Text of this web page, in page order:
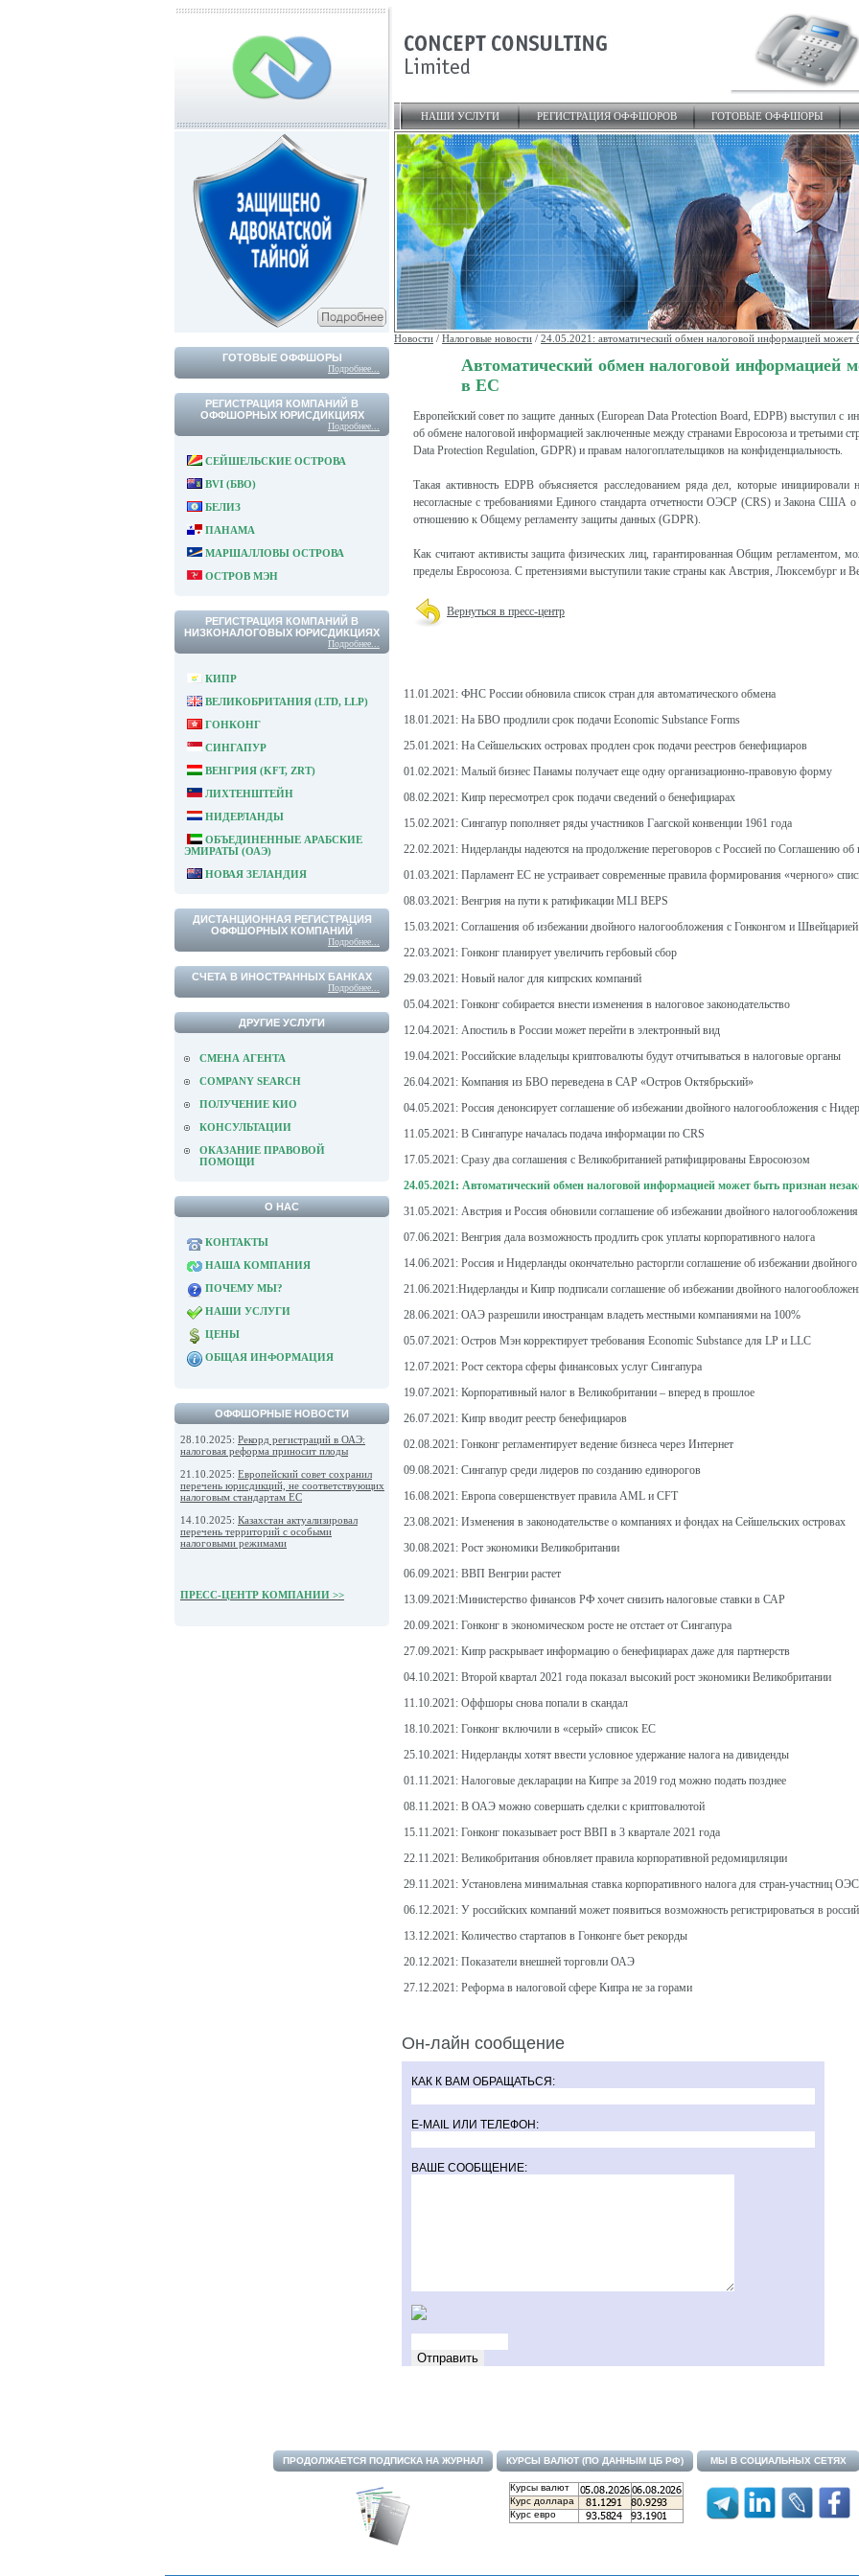
НАШИ УСЛУГИ РЕГИСТРАЦИЯ ОФФШОРОВ ГОТОВЫЕ ОФФШОРЫ
ГОТОВЫЕ ОФФШОРЫ
Подробнее...
РЕГИСТРАЦИЯ КОМПАНИЙ В
ОФФШОРНЫХ ЮРИСДИКЦИЯХ
Подробнее...
СЕЙШЕЛЬСКИЕ ОСТРОВА
BVI (БВО)
БЕЛИЗ
ПАНАМА
МАРШАЛЛОВЫ ОСТРОВА
ОСТРОВ МЭН
РЕГИСТРАЦИЯ КОМПАНИЙ В
НИЗКОНАЛОГОВЫХ ЮРИСДИКЦИЯХ
Подробнее...
КИПР
ВЕЛИКОБРИТАНИЯ (LTD, LLP)
ГОНКОНГ
СИНГАПУР
ВЕНГРИЯ (KFT, ZRT)
ЛИХТЕНШТЕЙН
НИДЕРЛАНДЫ
ОБЪЕДИНЕННЫЕ АРАБСКИЕ
ЭМИРАТЫ (ОАЭ)
НОВАЯ ЗЕЛАНДИЯ
ДИСТАНЦИОННАЯ РЕГИСТРАЦИЯ
ОФФШОРНЫХ КОМПАНИЙ
Подробнее...
СЧЕТА В ИНОСТРАННЫХ БАНКАХ
Подробнее...
ДРУГИЕ УСЛУГИ
СМЕНА АГЕНТА
COMPANY SEARCH
ПОЛУЧЕНИЕ КИО
КОНСУЛЬТАЦИИ
ОКАЗАНИЕ ПРАВОВОЙ
ПОМОЩИ
О НАС
КОНТАКТЫ
НАША КОМПАНИЯ
ПОЧЕМУ МЫ?
НАШИ УСЛУГИ
ЦЕНЫ
ОБЩАЯ ИНФОРМАЦИЯ
ОФФШОРНЫЕ НОВОСТИ
28.10.2025: Рекорд регистраций в ОАЭ:
налоговая реформа приносит плоды
21.10.2025: Европейский совет сохранил
перечень юрисдикций, не соответствующих
налоговым стандартам ЕС
14.10.2025: Казахстан актуализировал
перечень территорий с особыми
налоговыми режимами
ПРЕСС-ЦЕНТР КОМПАНИИ >>
Новости / Налоговые новости / 24.05.2021: автоматический обмен налоговой информацией может
Автоматический обмен налоговой информацией
в ЕС
Европейский совет по защите данных (European Data Protection Board, EDPB) выступил с
об обмене налоговой информацией заключенные между странами Евросоюза и третьими
Data Protection Regulation, GDPR) и правам налогоплательщиков на конфиденциальность.
Такая активность EDPB объясняется расследованием ряда дел, которые
несогласные с требованиями Единого стандарта отчетности ОЭСР (CRS) и Закона США
отношению к Общему регламенту защиты данных (GDPR).
Как считают активисты защита физических лиц, гарантированная Общим регламентом,
пределы Евросоюза. С претензиями выступили такие страны как Австрия, Люксембург и
Вернуться в пресс-центр
11.01.2021: ФНС России обновила список стран для автоматического обмена
18.01.2021: На БВО продлили срок подачи Economic Substance Forms
25.01.2021: На Сейшельских островах продлен срок подачи реестров бенефициаров
01.02.2021: Малый бизнес Панамы получает еще одну организационно-правовую форму
08.02.2021: Кипр пересмотрел срок подачи сведений о бенефициарах
15.02.2021: Сингапур пополняет ряды участников Гаагской конвенции 1961 года
22.02.2021: Нидерланды надеются на продолжение переговоров с Россией по Соглашению об
01.03.2021: Парламент ЕС не устраивает современные правила формирования «черного»
08.03.2021: Венгрия на пути к ратификации MLI BEPS
15.03.2021: Соглашения об избежании двойного налогообложения с Гонконгом и
22.03.2021: Гонконг планирует увеличить гербовый сбор
29.03.2021: Новый налог для кипрских компаний
05.04.2021: Гонконг собирается внести изменения в налоговое законодательство
12.04.2021: Апостиль в России может перейти в электронный вид
19.04.2021: Российские владельцы криптовалюты будут отчитываться в налоговые органы
26.04.2021: Компания из БВО переведена в САР «Остров Октябрьский»
04.05.2021: Россия денонсирует соглашение об избежании двойного налогообложения с
11.05.2021: В Сингапуре началась подача информации по CRS
17.05.2021: Сразу два соглашения с Великобританией ратифицированы Евросоюзом
24.05.2021: Автоматический обмен налоговой информацией может быть признан
31.05.2021: Австрия и Россия обновили соглашение об избежании двойного налогообложения
07.06.2021: Венгрия дала возможность продлить срок уплаты корпоративного налога
14.06.2021: Россия и Нидерланды окончательно расторгли соглашение об избежании
21.06.2021:Нидерланды и Кипр подписали соглашение об избежании двойного
28.06.2021: ОАЭ разрешили иностранцам владеть местными компаниями на 100%
05.07.2021: Остров Мэн корректирует требования Economic Substance для LP и LLC
12.07.2021: Рост сектора сферы финансовых услуг Сингапура
19.07.2021: Корпоративный налог в Великобритании – вперед в прошлое
26.07.2021: Кипр вводит реестр бенефициаров
02.08.2021: Гонконг регламентирует ведение бизнеса через Интернет
09.08.2021: Сингапур среди лидеров по созданию единорогов
16.08.2021: Европа совершенствует правила AML и CFT
23.08.2021: Изменения в законодательстве о компаниях и фондах на Сейшельских островах
30.08.2021: Рост экономики Великобритании
06.09.2021: ВВП Венгрии растет
13.09.2021:Министерство финансов РФ хочет снизить налоговые ставки в САР
20.09.2021: Гонконг в экономическом росте не отстает от Сингапура
27.09.2021: Кипр раскрывает информацию о бенефициарах даже для партнерств
04.10.2021: Второй квартал 2021 года показал высокий рост экономики Великобритании
11.10.2021: Оффшоры снова попали в скандал
18.10.2021: Гонконг включили в «серый» список ЕС
25.10.2021: Нидерланды хотят ввести условное удержание налога на дивиденды
01.11.2021: Налоговые декларации на Кипре за 2019 год можно подать позднее
08.11.2021: В ОАЭ можно совершать сделки с криптовалютой
15.11.2021: Гонконг показывает рост ВВП в 3 квартале 2021 года
22.11.2021: Великобритания обновляет правила корпоративной редомициляции
29.11.2021: Установлена минимальная ставка корпоративного налога для стран-участниц
06.12.2021: У российских компаний может появиться возможность регистрироваться в
13.12.2021: Количество стартапов в Гонконге бьет рекорды
20.12.2021: Показатели внешней торговли ОАЭ
27.12.2021: Реформа в налоговой сфере Кипра не за горами
Он-лайн сообщение
КАК К ВАМ ОБРАЩАТЬСЯ:
E-MAIL ИЛИ ТЕЛЕФОН:
ВАШЕ СООБЩЕНИЕ:
ПРОДОЛЖАЕТСЯ ПОДПИСКА НА ЖУРНАЛ КУРСЫ ВАЛЮТ (ПО ДАННЫМ ЦБ РФ)
Курсы валют
Курс доллара
Курс евро
МЫ В СОЦИАЛЬНЫХ СЕТЯХ